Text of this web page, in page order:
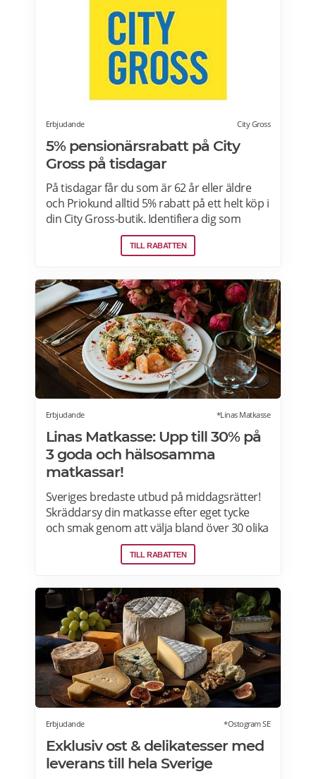
och online. Välj din favoritbutik för att se
aktuella erbjudanden. Läs mer om
pensionärsrabatter på ICA här.
Erbjudande City Gross
5% pensionärsrabatt på City
Gross på tisdagar
På tisdagar får du som är 62 år eller äldre
och Priokund alltid 5% rabatt på ett helt köp i
din City Gross-butik. Identifiera dig som
Priokund och säg bara till i kassan i butiken
så löser vi in rabatten. Gäller ej citygross.se,
nikotinprodukter, läkemedel,
välgörenhetsprodukter,
modersmjölksersättning, presentkort och
pant. Läs mer om pensionärsrabatter på City
Gross här.
TILL RABATTEN
Erbjudande *Linas Matkasse
Linas Matkasse: Upp till 30% på
3 goda och hälsosamma
matkassar!
Sveriges bredaste utbud på middagsrätter!
Skräddarsy din matkasse efter eget tycke
och smak genom att välja bland över 30 olika
rätter – varje vecka! Din matkasse levereras
direkt till din dörr. Du kan skräddarsy din
maträtter. Läs mer och upptäck hela meny!
TILL RABATTEN
Erbjudande *Ostogram SE
Exklusiv ost & delikatesser med
leverans till hela Sverige